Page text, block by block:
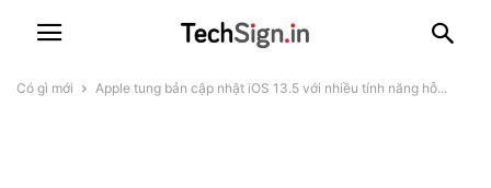
Có gì mới Apple tung bản cập nhật iOS 13.5 với nhiều tính năng hỗ...